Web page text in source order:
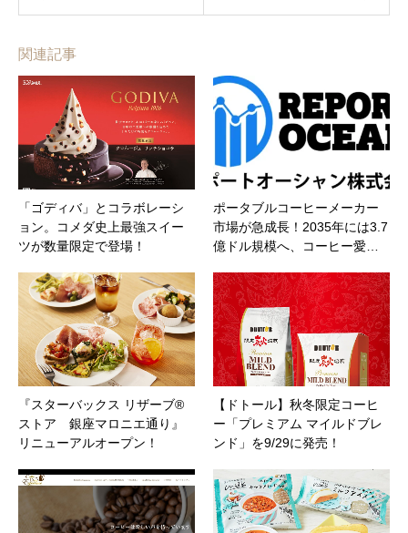
関連記事
「ゴディバ」とコラボレーシ
ョン。コメダ史上最強スイー
ツが数量限定で登場！
ポータブルコーヒーメーカー
市場が急成長！2035年には3.7
億ドル規模へ、コーヒー愛…
『スターバックス リザーブ®
ストア 銀座マロニエ通り』
リニューアルオープン！
【ドトール】秋冬限定コーヒ
ー「プレミアム マイルドブレ
ンド」を9/29に発売！